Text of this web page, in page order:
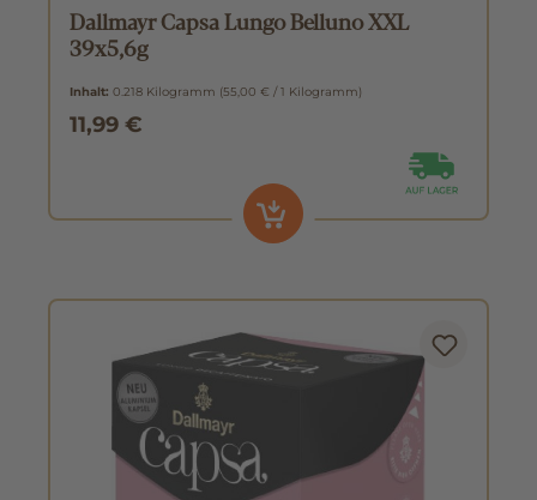
Dallmayr Capsa Lungo Belluno XXL
39x5,6g
Inhalt: 0.218 Kilogramm (55,00 € / 1 Kilogramm)
11,99 €